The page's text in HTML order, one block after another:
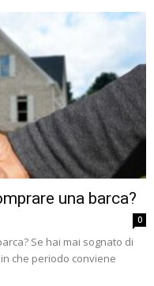
una barca?
0
Se hai mai sognato di
che periodo conviene